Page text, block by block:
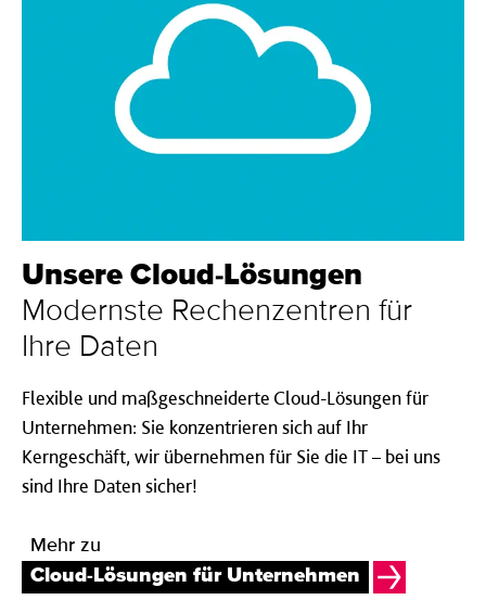
Unsere Cloud-­Lösung­en
Modernste Rechenzentren für
Ihre Daten
Flexible und maßgeschneiderte Cloud-Lösungen für
Unternehmen: Sie konzentrieren sich auf Ihr
Kerngeschäft, wir übernehmen für Sie die IT – bei uns
sind Ihre Daten sicher!
Mehr zu
Cloud-Lösungen für Unternehmen